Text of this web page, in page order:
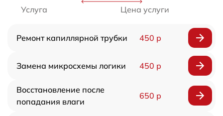
Услуга Цена услуги
Ремонт капиллярной трубки 450 р
Замена микросхемы логики 450 р
Восстановление после
попадания влаги
650 р